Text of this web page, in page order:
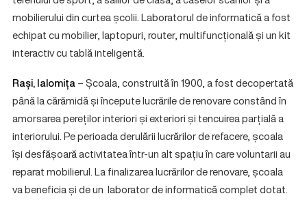
mobilierului din curtea școlii. Laboratorul de informatică a fost
echipat cu mobilier, laptopuri, router, multifuncțională și un kit
interactiv cu tablă inteligentă.
Rași, Ialomița– Școala, construită în 1900, a fost decopertată
până la cărămidă și începute lucrările de renovare constând în
amorsarea pereților interiori și exteriori și tencuirea parțială a
interiorului. Pe perioada derulării lucrărilor de refacere, școala
își desfășoară activitatea într-un alt spațiu în care voluntarii au
reparat mobilierul. La finalizarea lucrărilor de renovare, școala
va beneficia și de un laborator de informatică complet dotat.